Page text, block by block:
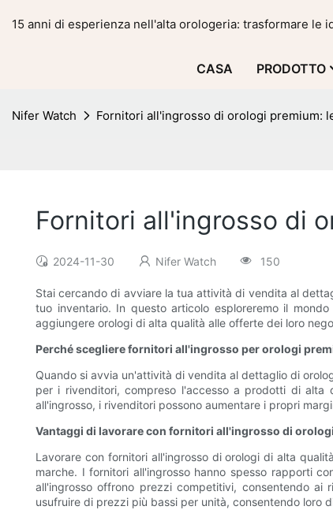
15 anni di esperienza nell'alta orologeria: trasformare le
CASA PRODOTTO
Nifer Watch Fornitori all'ingrosso di orologi premium:
Fornitori all'ingrosso di
2024-11-30 Nifer Watch 150
Stai cercando di avviare la tua attività di vendita al
tuo inventario. In questo articolo esploreremo il
aggiungere orologi di alta qualità alle offerte dei loro
Perché scegliere fornitori all'ingrosso per orologi
Quando si avvia un'attività di vendita al dettaglio di
per i rivenditori, compreso l'accesso a prodotti di
all'ingrosso, i rivenditori possono aumentare i propri
Vantaggi di lavorare con fornitori all'ingrosso di
Lavorare con fornitori all'ingrosso di orologi di alta
marche. I fornitori all'ingrosso hanno spesso rapporti
all'ingrosso offrono prezzi competitivi, consentendo
usufruire di prezzi più bassi per unità, consentendo loro